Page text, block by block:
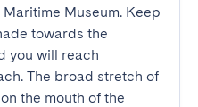
Museum. Keep
towards the
you will reach
The broad stretch of
the mouth of the